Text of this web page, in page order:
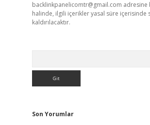
backlinkpanelicomtr@gmail.com adresine
halinde, ilgili içerikler yasal süre içerisinde
kaldırılacaktır.
Son Yorumlar